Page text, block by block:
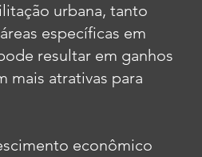
urbana, tanto
específicas em
resultar em ganhos
mais atrativas para
econômico